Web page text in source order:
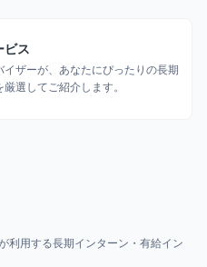
ビス
イザーが、あなたにぴったりの長期
選してご紹介します。
利用する長期インターン・有給イン